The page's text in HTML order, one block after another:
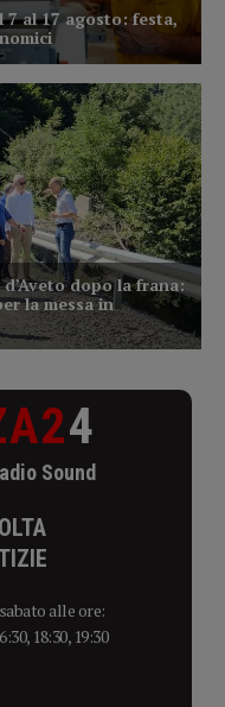
4
Sound
alle ore:
18:30, 19:30